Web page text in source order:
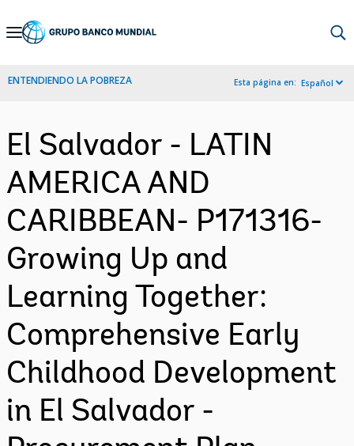
Skip
Navigation
ENTENDIENDO LA POBREZA Esta página en: Español
El Salvador - LATIN
AMERICA AND
CARIBBEAN- P171316-
Growing Up and
Learning Together:
Comprehensive Early
Childhood Development
in El Salvador -